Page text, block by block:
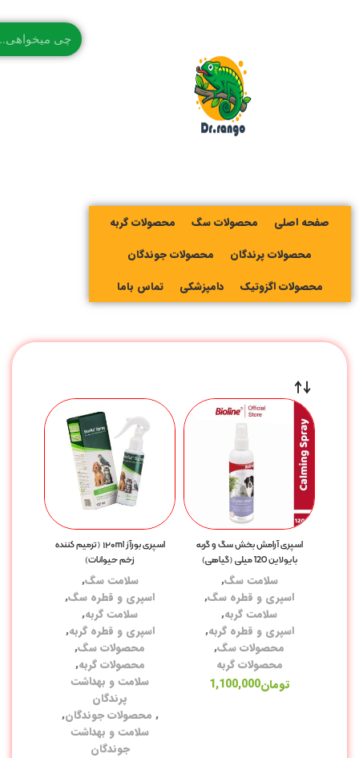
صفحه اصلی محصولات سگ
محصولات گربه
محصولات پرندگان
محصولات جوندگان
محصولات اگزوتیک
دامپزشکی تماس باما
اسپری آرامش بخش سگ و گربه
بایولاین 120 میلی (گیاهی)
سلامت سگ,
اسپری و قطره سگ,
سلامت گربه,
اسپری و قطره گربه,
محصولات سگ,
محصولات گربه
تومان1,100,000
اسپری بورآز ۱۲۰ml (ترمیم کننده
زخم حیوانات)
سلامت سگ,
اسپری و قطره سگ,
سلامت گربه,
اسپری و قطره گربه,
محصولات سگ,
محصولات گربه,
سلامت و بهداشت
پرندگان
, محصولات جوندگان,
سلامت و بهداشت
جوندگان